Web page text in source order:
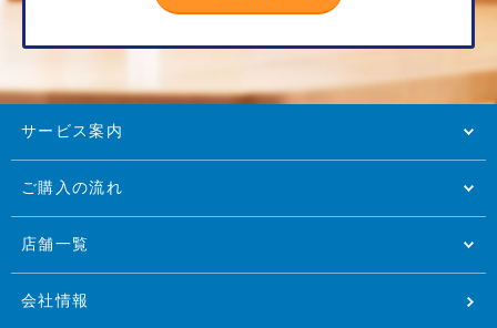
サービス案内
ご購入の流れ
店舗一覧
会社情報